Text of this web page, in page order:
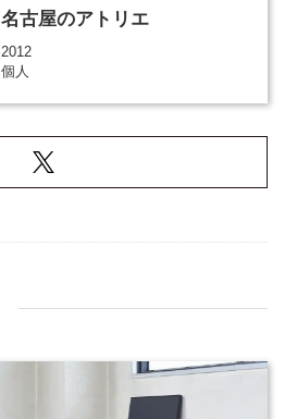
名古屋のアトリエ
2012
個人